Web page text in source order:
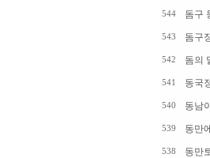
544 돔구
543 돔구
542 돔의
541 동국
540 동남
539 동만
538 동만